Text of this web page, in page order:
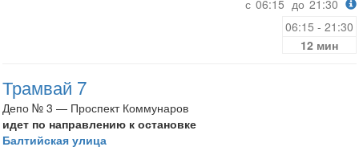
с 06:15 до 21:30
06:15 - 21:30
12 мин
Трамвай 7
Депо № 3 — Проспект Коммунаров
идет по направлению к остановке
Балтийская улица